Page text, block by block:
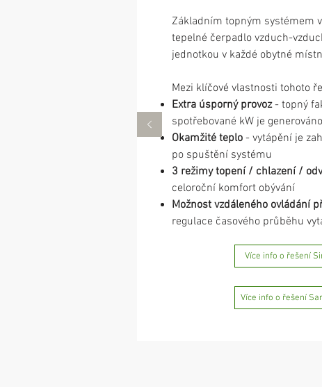
Základním topným systémem
tepelné čerpadlo vzduch-
jednotkou v každé obytné
Mezi klíčové vlastnosti tohoto
Extra úsporný provoz- topný
spotřebované kW je
Okamžité teplo - vytápění je
po spuštění systému
3 režimy topení / chlazení /
celoroční komfort obývání
Možnost vzdáleného ovládání
regulace časového průběhu
Více info o řešení
Více info o řešení